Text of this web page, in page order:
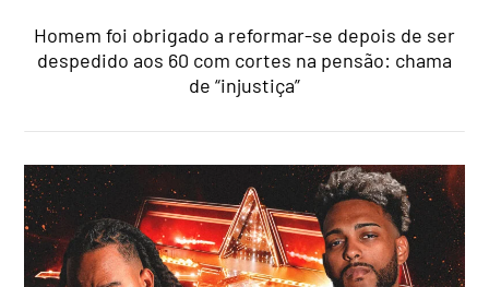
Homem foi obrigado a reformar-se depois de ser
despedido aos 60 com cortes na pensão: chama
de “injustiça”